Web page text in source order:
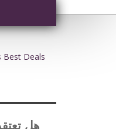
Best Deals
هل